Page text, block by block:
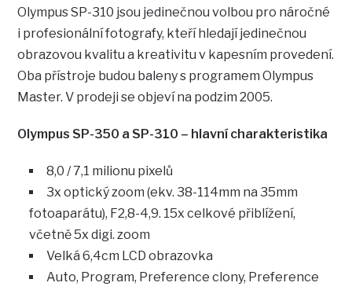
Olympus SP-310 jsou jedinečnou volbou pro náročné
i profesionální fotografy, kteří hledají jedinečnou
obrazovou kvalitu a kreativitu v kapesním provedení.
Oba přístroje budou baleny s programem Olympus
Master. V prodeji se objeví na podzim 2005.
Olympus SP-350 a SP-310 – hlavní charakteristika
8,0 / 7,1 milionu pixelů
3x optický zoom (ekv. 38-114mm na 35mm
fotoaparátu), F2,8-4,9. 15x celkové přiblížení,
včetně 5x digi. zoom
Velká 6,4cm LCD obrazovka
Auto, Program, Preference clony, Preference